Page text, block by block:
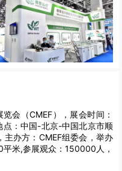
会（CMEF），展会时间：
：中国-北京-中国北京市顺
办方：CMEF组委会，举办
米,参展观众：150000人，